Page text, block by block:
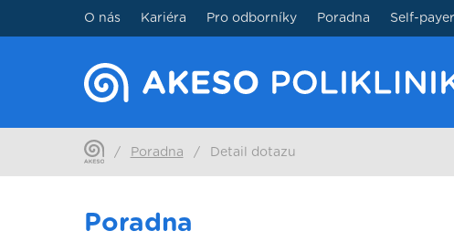
O nás Kariéra Pro odborníky Poradna Self-payer
/ Poradna / Detail dotazu
Poradna